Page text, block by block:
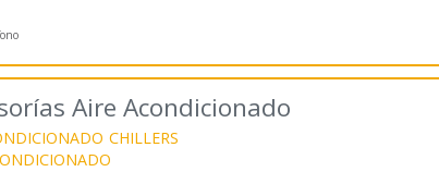
Aire Acondicionado
CHILLERS